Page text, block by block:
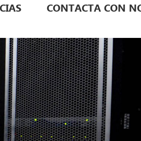
CONTACTA CON